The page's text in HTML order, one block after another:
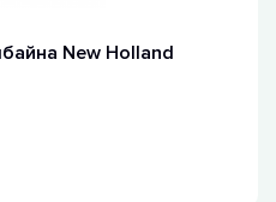
New Holland